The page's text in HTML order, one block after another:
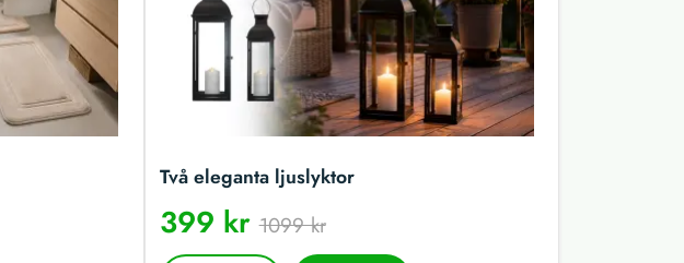
Två eleganta ljuslyktor
399 kr1099 kr